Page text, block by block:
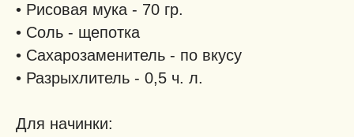
• Рисовая мука - 70 гр.
• Соль - щепотка
• Сахарозаменитель - по вкусу
• Разрыхлитель - 0,5 ч. л.
Для начинки: